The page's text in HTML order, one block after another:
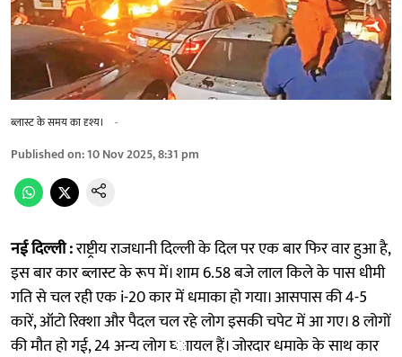
ब्लास्ट के समय का दृश्य। -
Published on:10 Nov 2025, 8:31 pm
नई दिल्ली :राष्ट्रीय राजधानी दिल्ली के दिल पर एक बार फिर वार हुआ है,
इस बार कार ब्लास्ट के रूप में। शाम 6.58 बजे लाल किले के पास धीमी
गति से चल रही एक i-20 कार में धमाका हो गया। आसपास की 4-5
कारें, ऑटो रिक्‍शा और पैदल चल रहे लोग इसकी चपेट में आ गए। 8 लोगों
की मौत हो गई, 24 अन्‍य लोग घ्‍ाायल हैं। जोरदार धमाके के साथ कार